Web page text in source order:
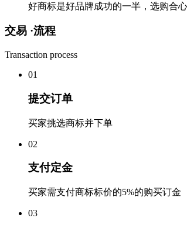
好商标是好品牌成功的一半，选购合
交易 ·流程
Transaction process
01
提交订单
买家挑选商标并下单
02
支付定金
买家需支付商标标价的5%的购买订金
03